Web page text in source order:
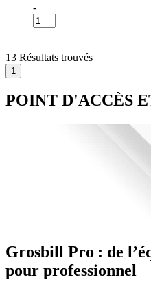
-
+
13 Résultats trouvés
POINT D'ACCÈS
Grosbill Pro : de
pour professionnel